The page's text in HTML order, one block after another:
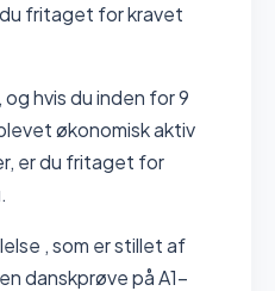
fritaget for kravet
hvis du inden for 9
økonomisk aktiv
er du fritaget for
, som er stillet af
danskprøve på A1-